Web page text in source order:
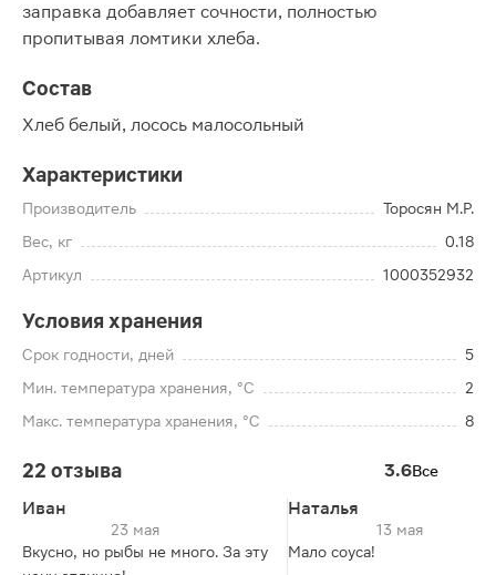
заправка добавляет сочности, полностью
пропитывая ломтики хлеба.
Состав
Хлеб белый, лосось малосольный
Характеристики
Производитель
Торосян М.Р.
Вес, кг
0.18
Артикул
1000352932
Условия хранения
Срок годности, дней
5
Мин. температура хранения, °C
2
Макс. температура хранения, °C
8
22 отзыва 3.6Все
Иван
23 мая
Вкусно, но рыбы не много. За эту
Наталья
13 мая
Мало соуса!